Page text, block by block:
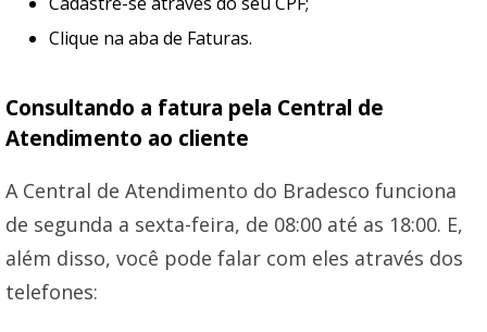
Clique na aba de Faturas.
Consultando a fatura pela Central de
Atendimento ao cliente
A Central de Atendimento do Bradesco funciona
de segunda a sexta-feira, de 08:00 até as 18:00. E,
além disso, você pode falar com eles através dos
telefones: